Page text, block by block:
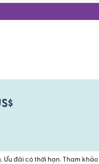
Ưu đãi có thời hạn. Tham khảo